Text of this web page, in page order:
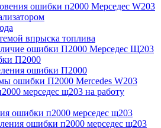
ошибки п2000 Мерседес W203
впрыска топлива
ошибки П2000 Мерседес Щ203
П2000
ошибки П2000
ошибки П2000 Mercedes W203
мерседес щ203 на работу
ошибки п2000 мерседес щ203
ошибки п2000 мерседес щ203